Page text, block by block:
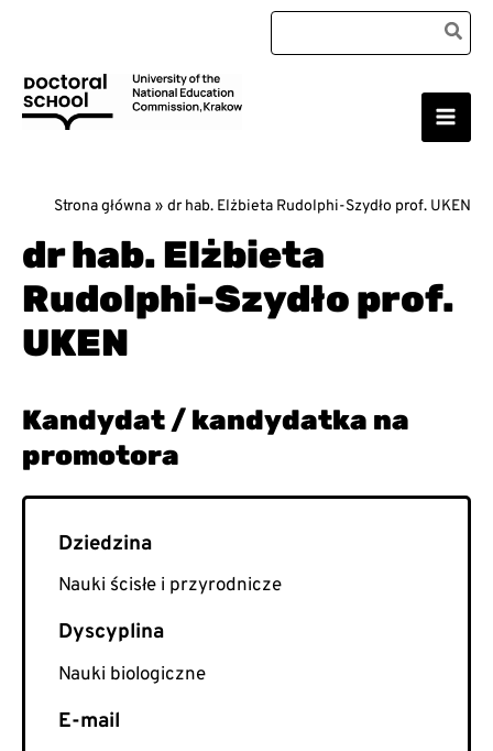
Search
for:
Main
Strona główna dr hab. Elżbieta Rudolphi-Szydło prof. UKEN
dr hab. Elżbieta
Rudolphi-Szydło prof.
UKEN
Nauki ścisłe i przyrodnicze
Nauki biologiczne
E-mail